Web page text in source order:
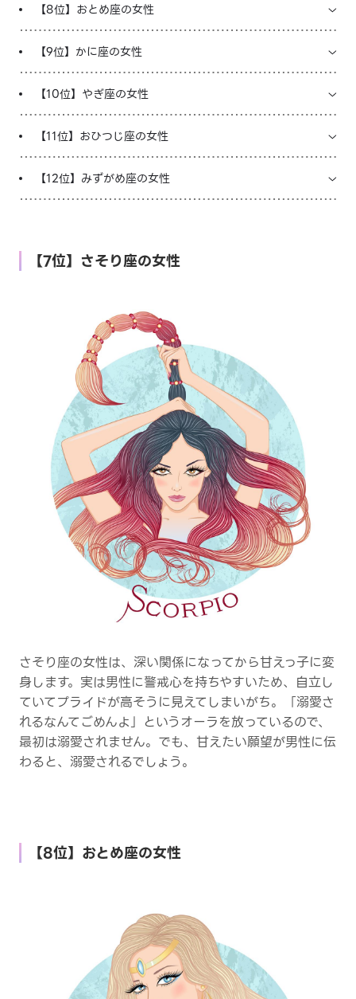
【8位】おとめ座の女性
【9位】かに座の女性
【10位】やぎ座の女性
【11位】おひつじ座の女性
【12位】みずがめ座の女性
【7位】さそり座の女性
さそり座の女性は、深い関係になってから甘えっ子に変
身します。実は男性に警戒心を持ちやすいため、自立し
ていてプライドが高そうに見えてしまいがち。「溺愛さ
れるなんてごめんよ」というオーラを放っているので、
最初は溺愛されません。でも、甘えたい願望が男性に伝
わると、溺愛されるでしょう。
【8位】おとめ座の女性